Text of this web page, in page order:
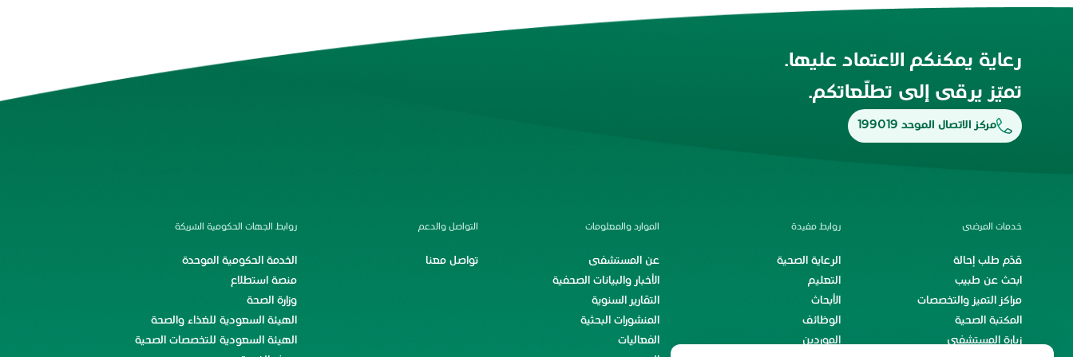
رعاية يمكنكم الاعتماد عليها.
تميّز يرقى إلى تطلّعاتكم.
مركز الاتصال الموحد 199019
خدمات المرضى
قدّم طلب إحالة
ابحث عن طبيب
مراكز التميز والتخصصات
المكتبة الصحية
زيارة المستشفى
روابط مفيدة
الرعاية الصحية
التعليم
الأبحاث
الوظائف
الموردين
الموارد والمعلومات
عن المستشفى
الأخبار والبيانات الصحفية
التقارير السنوية
المنشورات البحثية
الفعاليات
التواصل والدعم
تواصل معنا
روابط الجهات الحكومية الشريكة
الخدمة الحكومية الموحدة
منصة استطلاع
وزارة الصحة
الهيئة السعودية للغذاء والصحة
الهيئة السعودية للتخصصات الصحية